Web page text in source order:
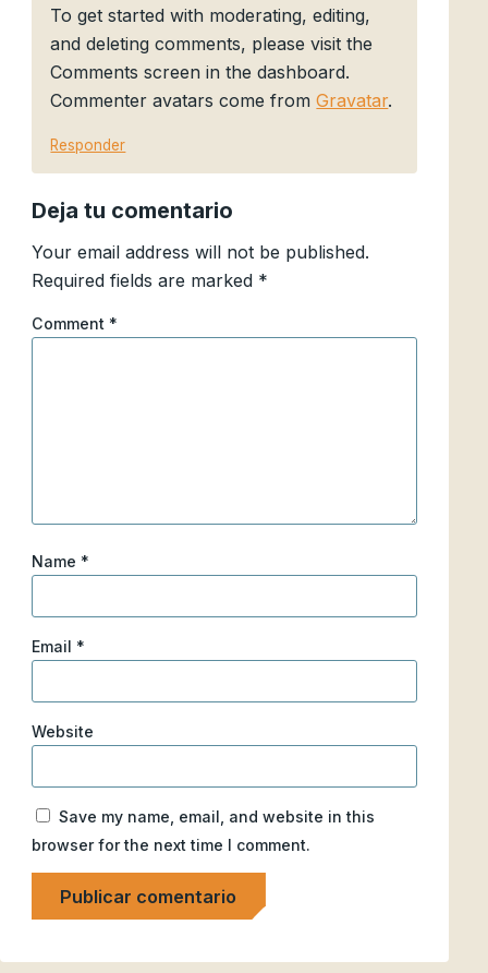
To get started with moderating, editing,
and deleting comments, please visit the
Comments screen in the dashboard.
Commenter avatars come fromGravatar.
Responder
Deja tu comentario
Your email address will not be published.
Required fields are marked *
Comment *
Name *
Email *
Website
Save my name, email, and website in this
browser for the next time I comment.